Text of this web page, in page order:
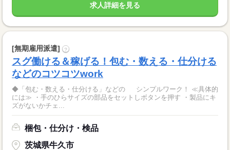
求人詳細を見る
[無期雇用派遣] ?
スグ働ける＆稼げる！包む・数える・仕分ける
などのコツコツwork
◆「包む・数える・仕分ける」などの シンプルワーク！ ≪具体的
には≫ ・手のひらサイズの部品をセットしボタンを押す ・製品にキ
ズがないかチェ...
梱包・仕分け・検品
茨城県牛久市